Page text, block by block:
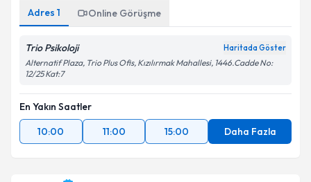
Adres 1 Online Görüşme
Trio Psikoloji Haritada Göster
Alternatif Plaza, Trio Plus Ofis, Kızılırmak Mahallesi, 1446.Cadde No:
12/25 Kat:7
En Yakın Saatler
10:00
11:00 15:00 Daha Fazla